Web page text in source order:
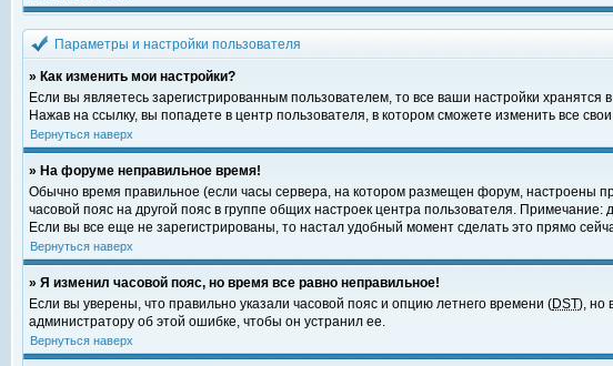
Параметры и настройки пользователя
» Как изменить мои настройки?
Если вы являетесь зарегистрированным пользователем, то все ваши настройки
Нажав на ссылку, вы попадете в центр пользователя, в котором сможете изменить все
Вернуться наверх
» На форуме неправильное время!
Обычно время правильное (если часы сервера, на котором размещен форум, настроены
часовой пояс на другой пояс в группе общих настроек центра пользователя.
Если вы все еще не зарегистрированы, то настал удобный момент сделать это прямо
Вернуться наверх
» Я изменил часовой пояс, но время все равно неправильное!
Если вы уверены, что правильно указали часовой пояс и опцию летнего времени (DST), но
администратору об этой ошибке, чтобы он устранил ее.
Вернуться наверх